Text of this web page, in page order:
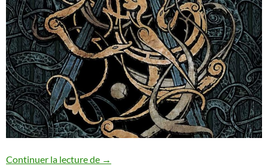
Continuer la lecture de Einherjer : nouveau single
→